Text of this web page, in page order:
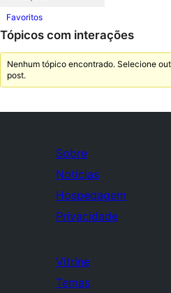
Favoritos
Tópicos com interações
Nenhum tópico encontrado. Selecione
post.
Sobre
Notícias
Hospedagem
Privacidade
Vitrine
Temas